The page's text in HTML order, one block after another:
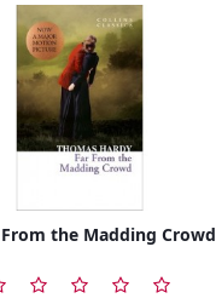
From the Madding Crowd